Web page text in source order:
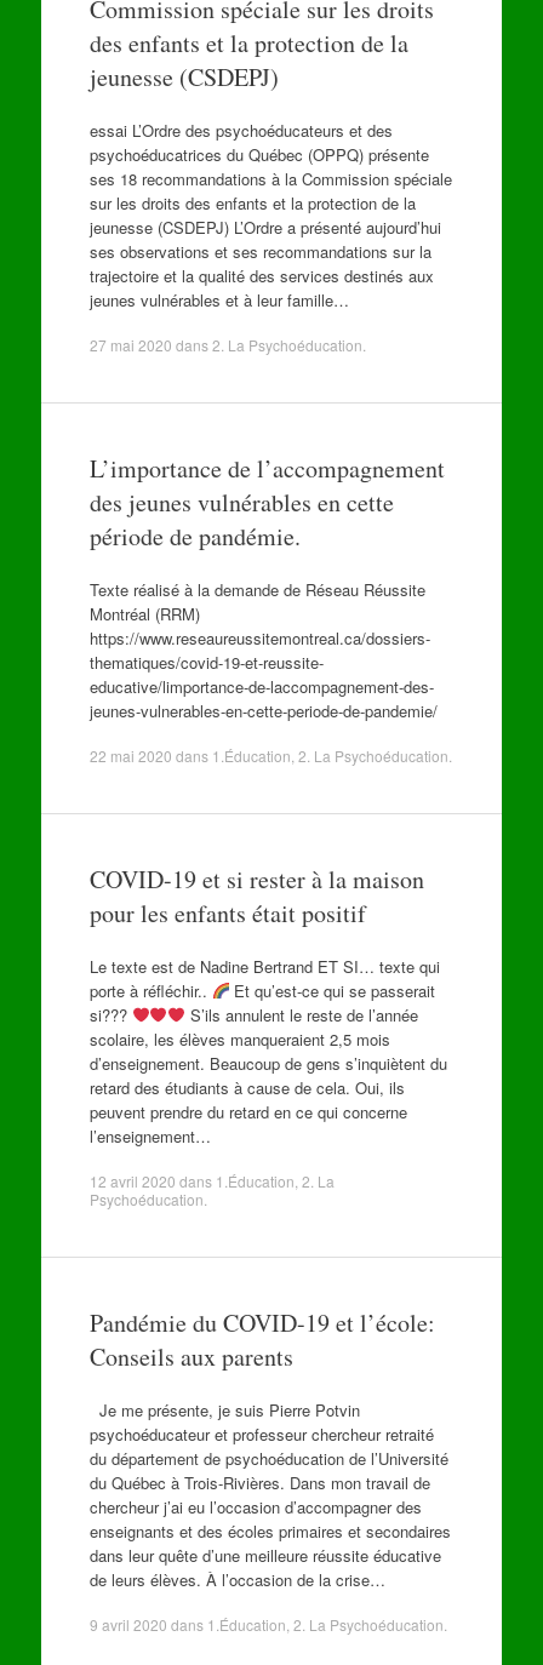
Commission spéciale sur les droits
des enfants et la protection de la
jeunesse (CSDEPJ)
essai L’Ordre des psychoéducateurs et des
psychoéducatrices du Québec (OPPQ) présente
ses 18 recommandations à la Commission spéciale
sur les droits des enfants et la protection de la
jeunesse (CSDEPJ) L’Ordre a présenté aujourd’hui
ses observations et ses recommandations sur la
trajectoire et la qualité des services destinés aux
jeunes vulnérables et à leur famille…
27 mai 2020 dans2. La Psychoéducation
L’importance de l’accompagnement
des jeunes vulnérables en cette
période de pandémie.
Texte réalisé à la demande de Réseau Réussite
Montréal (RRM)
https://www.reseaureussitemontreal.ca/dossiers-
thematiques/covid-19-et-reussite-
educative/limportance-de-laccompagnement-des-
jeunes-vulnerables-en-cette-periode-de-pandemie/
22 mai 2020 dans 1.Éducation 2. La Psychoéducation
COVID-19 et si rester à la maison
pour les enfants était positif
Le texte est de Nadine Bertrand ET SI… texte qui
porte à réfléchir..
Et qu’est-ce qui se passerait
si???
S’ils annulent le reste de l’année
scolaire, les élèves manqueraient 2,5 mois
d’enseignement. Beaucoup de gens s’inquiètent du
retard des étudiants à cause de cela. Oui, ils
peuvent prendre du retard en ce qui concerne
l’enseignement…
12 avril 2020 dans 1.Éducation 2. La
Psychoéducation
Pandémie du COVID-19 et l’école:
Conseils aux parents
Je me présente, je suis Pierre Potvin
psychoéducateur et professeur chercheur retraité
du département de psychoéducation de l’Université
du Québec à Trois-Rivières. Dans mon travail de
chercheur j’ai eu l’occasion d’accompagner des
enseignants et des écoles primaires et secondaires
dans leur quête d’une meilleure réussite éducative
de leurs élèves. À l’occasion de la crise…
9 avril 2020 dans 1.Éducation 2. La Psychoéducation